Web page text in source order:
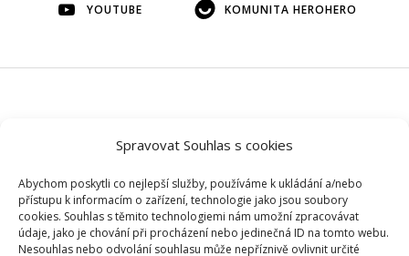
Spravovat Souhlas s cookies
Abychom poskytli co nejlepší služby, používáme k ukládání a/nebo
přístupu k informacím o zařízení, technologie jako jsou soubory
cookies. Souhlas s těmito technologiemi nám umožní zpracovávat
údaje, jako je chování při procházení nebo jedinečná ID na tomto webu.
Nesouhlas nebo odvolání souhlasu může nepříznivě ovlivnit určité
YOUTUBE
KOMUNITA HEROHERO
svolení si ho prosím nepůjčujte.